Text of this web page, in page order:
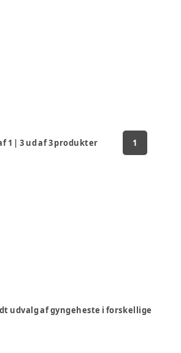
1 |3 ud af3produkter 1
udvalg af gyngeheste i forskellige